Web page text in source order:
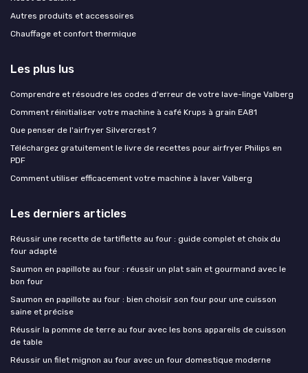
Autres produits et accessoires
Chauffage et confort thermique
Les plus lus
Comprendre et résoudre les codes d'erreur de votre lave-linge Valberg
Comment réinitialiser votre machine à café Krups à grain EA81
Que penser de l'airfryer Silvercrest ?
Téléchargez gratuitement le livre de recettes pour airfryer Philips en
PDF
Comment utiliser efficacement votre machine à laver Valberg
Les derniers articles
Réussir une recette de tartiflette au four : guide complet et choix du
four adapté
Saumon en papillote au four : réussir un plat sain et gourmand avec le
bon four
Saumon en papillote au four : bien choisir son four pour une cuisson
saine et précise
Réussir la pomme de terre au four avec les bons appareils de cuisson
de table
Réussir un filet mignon au four avec un four domestique moderne